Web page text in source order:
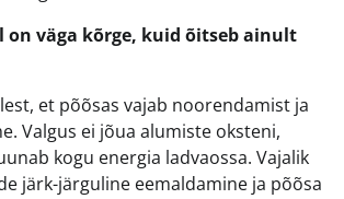
on väga kõrge, kuid õitseb ainult
et põõsas vajab noorendamist ja
Valgus ei jõua alumiste oksteni,
kogu energia ladvaossa. Vajalik
järk-järguline eemaldamine ja põõsa